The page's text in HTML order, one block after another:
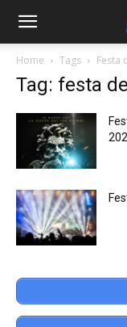
Home Tags Festa
Tag: festa